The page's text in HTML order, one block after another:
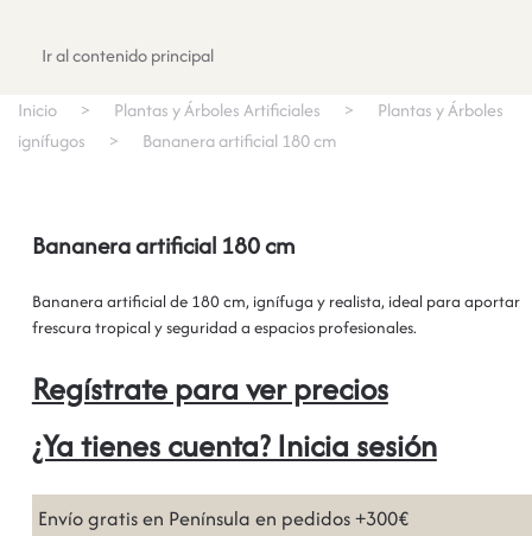
Ir al contenido principal
Inicio Plantas y Árboles Artificiales
Plantas y Árboles
ignífugos
Bananera artificial 180 cm
Bananera artificial 180 cm
Bananera artificial de 180 cm, ignífuga y realista, ideal para aportar
frescura tropical y seguridad a espacios profesionales.
Regístrate para ver precios
¿Ya tienes cuenta? Inicia sesión
Envío gratis en Península en pedidos +300€